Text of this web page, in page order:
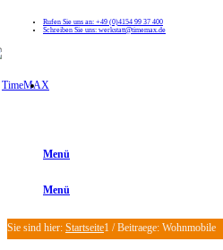
Rufen Sie uns an: +49 (0)4154 99 37 400
Schreiben Sie uns: werkstatt@timemax.de
Menü
Menü
Sie sind hier: Startseite1 / Beitraege: Wohnmobile